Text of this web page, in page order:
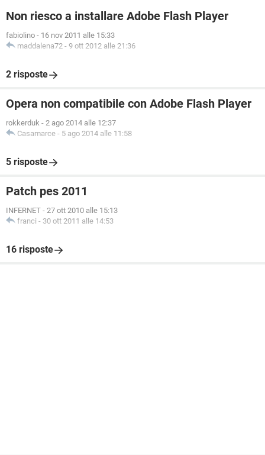
Non riesco a installare Adobe Flash Player
fabiolino - 16 nov 2011 alle 15:33
maddalena72 - 9 ott 2012 alle 21:36
2 risposte
Opera non compatibile con Adobe Flash Player
rokkerduk - 2 ago 2014 alle 12:37
Casamarce - 5 ago 2014 alle 11:58
5 risposte
Patch pes 2011
INFERNET - 27 ott 2010 alle 15:13
franci - 30 ott 2011 alle 14:53
16 risposte